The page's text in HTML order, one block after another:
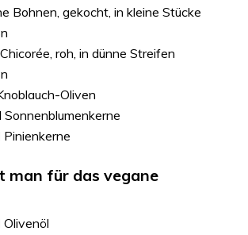
Bohnen, gekocht, in kleine Stücke
roh, in dünne Streifen
Oliven
Sonnenblumenkerne
man für das vegane